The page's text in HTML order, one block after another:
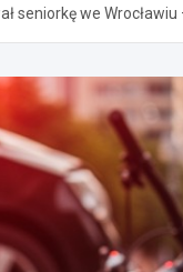
seniorkę we